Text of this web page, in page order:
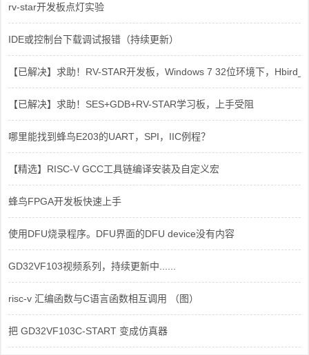
rv-star开发板点灯实验
IDE或控制台下载调试报错（持续更新）
【已解决】求助！RV-STAR开发板，Windows 7 32位环境下，
【已解决】求助！SES+GDB+RV-STAR学习板，上手受阻
哪里能找到蜂鸟E203的UART，SPI，IIC例程？
【精选】RISC-V GCC工具链编译安装及自定义宏
蜂鸟FPGA开发板快速上手
使用DFU烧录程序。DFU界面的DFU device没有内容
GD32VF103视频系列，持续更新中......
risc-v 汇编函数与C语言函数相互调用 （图）
把 GD32VF103C-START 变成仿真器